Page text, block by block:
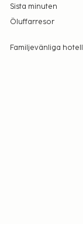
Sista minuten
Öluffarresor
Familjevänliga hotell